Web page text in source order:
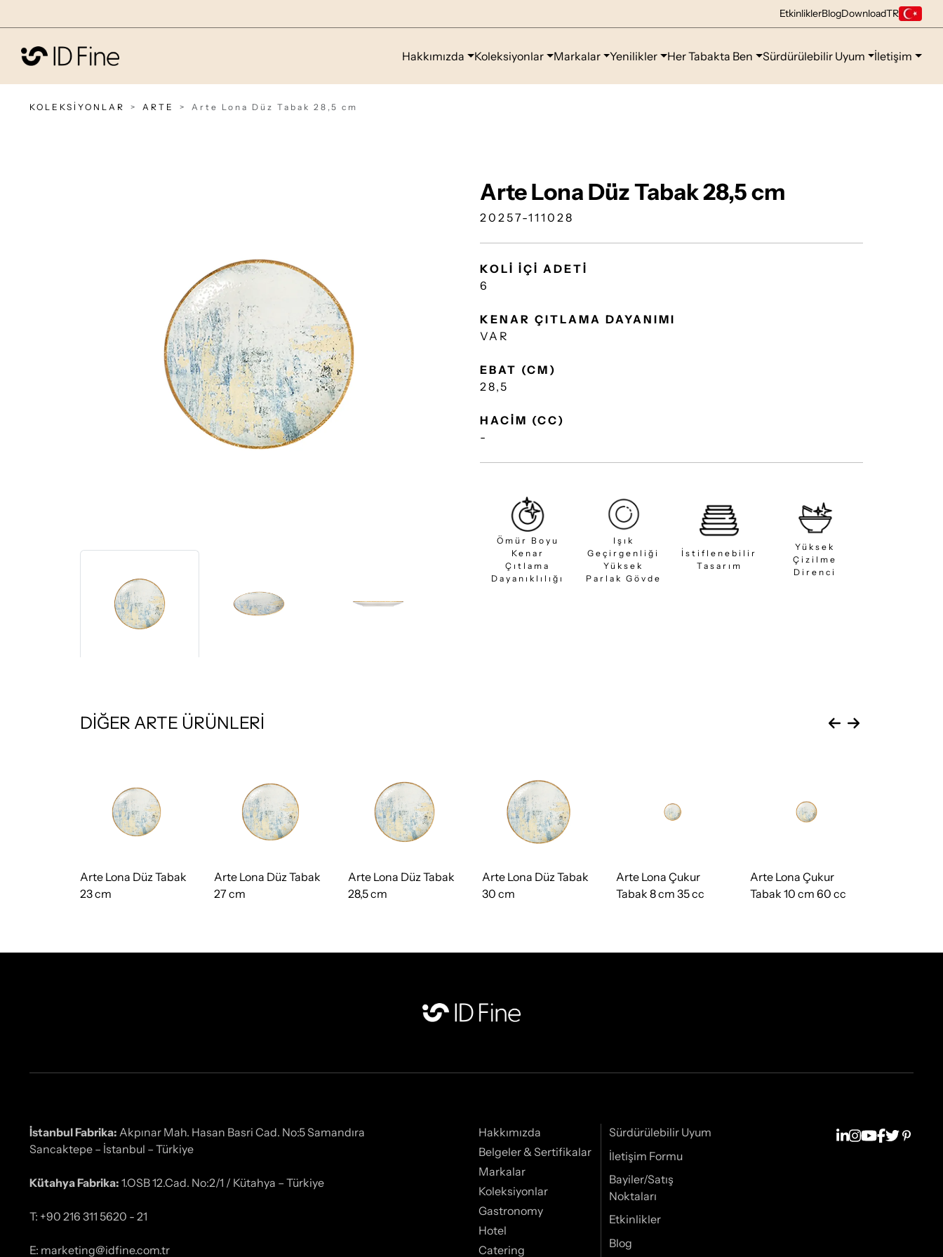
EtkinliklerBlogDownloadTR
Hakkımızda Koleksiyonlar Markalar Yenilikler Her Tabakta Ben Sürdürülebilir Uyum İletişim
KOLEKSİYONLAR ARTE Arte Lona Düz Tabak 28,5 cm
Arte Lona Düz Tabak 28,5 cm
20257-111028
KOLİ İÇİ ADETİ
6
KENAR ÇITLAMA DAYANIMI
VAR
EBAT (CM)
28,5
HACİM (CC)
-
Ömür Boyu
Kenar
Çıtlama
Dayanıklılığı
Işık
Geçirgenliği
Yüksek
Parlak Gövde
İstiflenebilir
Tasarım
Yüksek
Çizilme
Direnci
DİĞER ARTE ÜRÜNLERİ
Arte Lona Düz Tabak
23 cm
Arte Lona Düz Tabak
27 cm
Arte Lona Düz Tabak
28,5 cm
Arte Lona Düz Tabak
30 cm
Arte Lona Çukur
Tabak 8 cm 35 cc
Arte Lona Çukur
Tabak 10 cm 60 cc
İstanbul Fabrika: Akpınar Mah. Hasan Basri Cad. No:5 Samandıra
Sancaktepe – İstanbul – Türkiye
Kütahya Fabrika: 1.OSB 12.Cad. No:2/1 / Kütahya – Türkiye
T: +90 216 311 5620 - 21
E: marketing@idfine.com.tr
Hakkımızda
Belgeler & Sertifikalar
Markalar
Koleksiyonlar
Gastronomy
Hotel
Catering
Sürdürülebilir Uyum
İletişim Formu
Bayiler/Satış
Noktaları
Etkinlikler
Blog